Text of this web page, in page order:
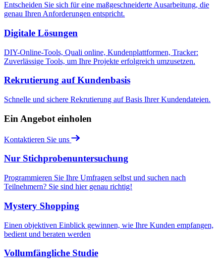
Entscheiden Sie sich für eine maßgeschneiderte Ausarbeitung, die
genau Ihren Anforderungen entspricht.
Digitale Lösungen
DIY-Online-Tools, Quali online, Kundenplattformen, Tracker:
Zuverlässige Tools, um Ihre Projekte erfolgreich umzusetzen.
Rekrutierung auf Kundenbasis
Schnelle und sichere Rekrutierung auf Basis Ihrer Kundendateien.
Ein Angebot einholen
Kontaktieren Sie uns
Nur Stichprobenuntersuchung
Programmieren Sie Ihre Umfragen selbst und suchen nach
Teilnehmern? Sie sind hier genau richtig!
Mystery Shopping
Einen objektiven Einblick gewinnen, wie Ihre Kunden empfangen,
bedient und beraten werden
Vollumfängliche Studie